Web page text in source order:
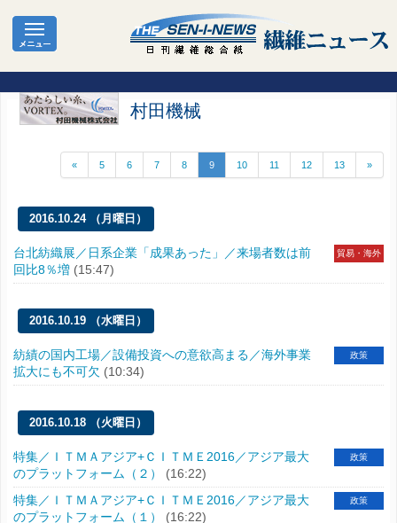
村田機械
« 5 6 7 8 9 10 11 12 13 »
2016.10.24 （月曜日）
台北紡織展／日系企業「成果あった」／来場者数は前
回比8％増 (15:47)
貿易・海外
2016.10.19 （水曜日）
紡績の国内工場／設備投資への意欲高まる／海外事業
拡大にも不可欠 (10:34)
政策
2016.10.18 （火曜日）
特集／ＩＴＭＡアジア+ＣＩＴＭＥ2016／アジア最大
のプラットフォーム（２）
(16:22)
政策
特集／ＩＴＭＡアジア+ＣＩＴＭＥ2016／アジア最大
のプラットフォーム（１）
(16:22)
政策